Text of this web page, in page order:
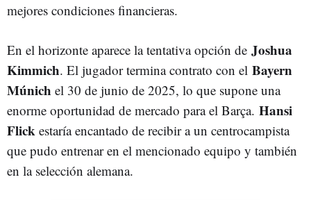
mejores condiciones financieras.
En el horizonte aparece la tentativa opción de Joshua
Kimmich. El jugador termina contrato con el Bayern
Múnich el 30 de junio de 2025, lo que supone una
enorme oportunidad de mercado para el Barça. Hansi
Flick estaría encantado de recibir a un centrocampista
que pudo entrenar en el mencionado equipo y también
en la selección alemana.